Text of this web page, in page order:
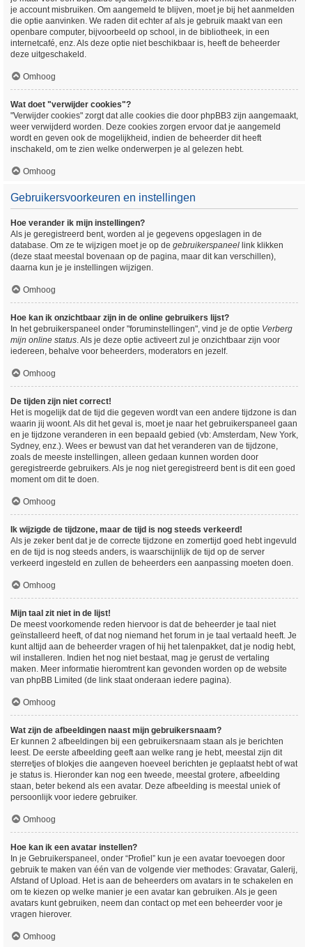
je account misbruiken. Om aangemeld te blijven, moet je bij het aanmelden
die optie aanvinken. We raden dit echter af als je gebruik maakt van een
openbare computer, bijvoorbeeld op school, in de bibliotheek, in een
internetcafé, enz. Als deze optie niet beschikbaar is, heeft de beheerder
deze uitgeschakeld.
Omhoog
Wat doet "verwijder cookies"?
"Verwijder cookies" zorgt dat alle cookies die door phpBB3 zijn aangemaakt,
weer verwijderd worden. Deze cookies zorgen ervoor dat je aangemeld
wordt en geven ook de mogelijkheid, indien de beheerder dit heeft
inschakeld, om te zien welke onderwerpen je al gelezen hebt.
Omhoog
Gebruikersvoorkeuren en instellingen
Hoe verander ik mijn instellingen?
Als je geregistreerd bent, worden al je gegevens opgeslagen in de
database. Om ze te wijzigen moet je op de gebruikerspaneel link klikken
(deze staat meestal bovenaan op de pagina, maar dit kan verschillen),
daarna kun je je instellingen wijzigen.
Omhoog
Hoe kan ik onzichtbaar zijn in de online gebruikers lijst?
In het gebruikerspaneel onder "foruminstellingen", vind je de optie Verberg
mijn online status. Als je deze optie activeert zul je onzichtbaar zijn voor
iedereen, behalve voor beheerders, moderators en jezelf.
Omhoog
De tijden zijn niet correct!
Het is mogelijk dat de tijd die gegeven wordt van een andere tijdzone is dan
waarin jij woont. Als dit het geval is, moet je naar het gebruikerspaneel gaan
en je tijdzone veranderen in een bepaald gebied (vb: Amsterdam, New York,
Sydney, enz.). Wees er bewust van dat het veranderen van de tijdzone,
zoals de meeste instellingen, alleen gedaan kunnen worden door
geregistreerde gebruikers. Als je nog niet geregistreerd bent is dit een goed
moment om dit te doen.
Omhoog
Ik wijzigde de tijdzone, maar de tijd is nog steeds verkeerd!
Als je zeker bent dat je de correcte tijdzone en zomertijd goed hebt ingevuld
en de tijd is nog steeds anders, is waarschijnlijk de tijd op de server
verkeerd ingesteld en zullen de beheerders een aanpassing moeten doen.
Omhoog
Mijn taal zit niet in de lijst!
De meest voorkomende reden hiervoor is dat de beheerder je taal niet
geïnstalleerd heeft, of dat nog niemand het forum in je taal vertaald heeft. Je
kunt altijd aan de beheerder vragen of hij het talenpakket, dat je nodig hebt,
wil installeren. Indien het nog niet bestaat, mag je gerust de vertaling
maken. Meer informatie hieromtrent kan gevonden worden op de website
van phpBB Limited (de link staat onderaan iedere pagina).
Omhoog
Wat zijn de afbeeldingen naast mijn gebruikersnaam?
Er kunnen 2 afbeeldingen bij een gebruikersnaam staan als je berichten
leest. De eerste afbeelding geeft aan welke rang je hebt, meestal zijn dit
sterretjes of blokjes die aangeven hoeveel berichten je geplaatst hebt of wat
je status is. Hieronder kan nog een tweede, meestal grotere, afbeelding
staan, beter bekend als een avatar. Deze afbeelding is meestal uniek of
persoonlijk voor iedere gebruiker.
Omhoog
Hoe kan ik een avatar instellen?
In je Gebruikerspaneel, onder “Profiel” kun je een avatar toevoegen door
gebruik te maken van één van de volgende vier methodes: Gravatar, Galerij,
Afstand of Upload. Het is aan de beheerders om avatars in te schakelen en
om te kiezen op welke manier je een avatar kan gebruiken. Als je geen
avatars kunt gebruiken, neem dan contact op met een beheerder voor je
vragen hierover.
Omhoog